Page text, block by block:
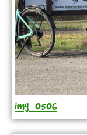
img_0506